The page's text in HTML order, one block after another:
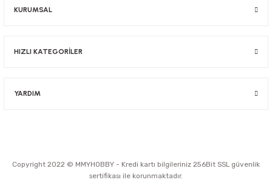
KURUMSAL
HIZLI KATEGORİLER
YARDIM
Copyright 2022 © MMYHOBBY - Kredi kartı bilgileriniz 256Bit SSL güvenlik
sertifikası ile korunmaktadır.